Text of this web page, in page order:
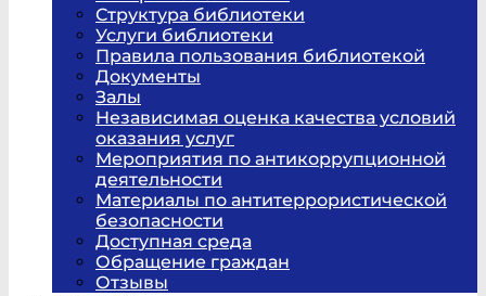
Структура библиотеки
Услуги библиотеки
Правила пользования библиотекой
Документы
Залы
Независимая оценка качества условий
оказания услуг
Мероприятия по антикоррупционной
деятельности
Материалы по антитеррористической
безопасности
Доступная среда
Обращение граждан
Отзывы